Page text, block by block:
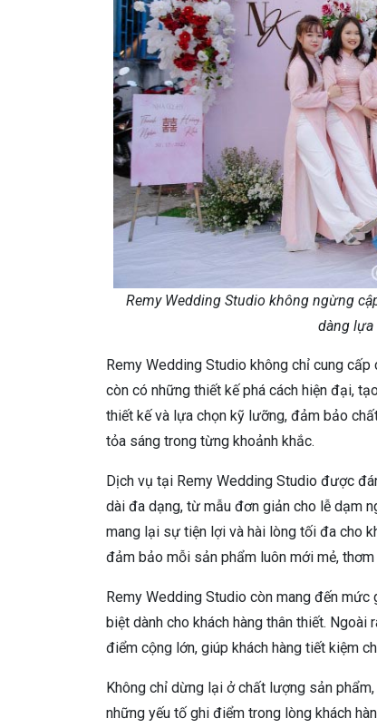
Remy Wedding Studio không ngừng
dàng
Remy Wedding Studio không chỉ cung
còn có những thiết kế phá cách hiện đại,
thiết kế và lựa chọn kỹ lưỡng, đảm bảo
tỏa sáng trong từng khoảnh khắc.
Dịch vụ tại Remy Wedding Studio được
dài đa dạng, từ mẫu đơn giản cho lễ dạm
mang lại sự tiện lợi và hài lòng tối đa cho
đảm bảo mỗi sản phẩm luôn mới mẻ,
Remy Wedding Studio còn mang đến
biệt dành cho khách hàng thân thiết.
điểm cộng lớn, giúp khách hàng tiết kiệm
Không chỉ dừng lại ở chất lượng sản
những yếu tố ghi điểm trong lòng khách